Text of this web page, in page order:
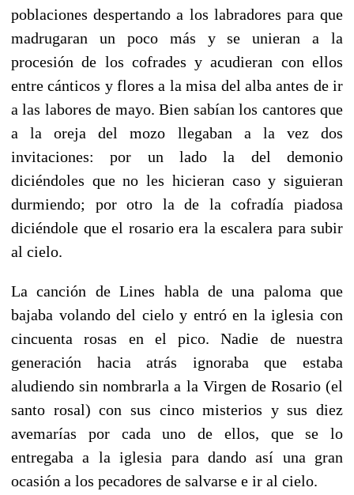
poblaciones despertando a los labradores para que
madrugaran un poco más y se unieran a la
procesión de los cofrades y acudieran con ellos
entre cánticos y flores a la misa del alba antes de ir
a las labores de mayo. Bien sabían los cantores que
a la oreja del mozo llegaban a la vez dos
invitaciones: por un lado la del demonio
diciéndoles que no les hicieran caso y siguieran
durmiendo; por otro la de la cofradía piadosa
diciéndole que el rosario era la escalera para subir
al cielo.
La canción de Lines habla de una paloma que
bajaba volando del cielo y entró en la iglesia con
cincuenta rosas en el pico. Nadie de nuestra
generación hacia atrás ignoraba que estaba
aludiendo sin nombrarla a la Virgen de Rosario (el
santo rosal) con sus cinco misterios y sus diez
avemarías por cada uno de ellos, que se lo
entregaba a la iglesia para dando así una gran
ocasión a los pecadores de salvarse e ir al cielo.